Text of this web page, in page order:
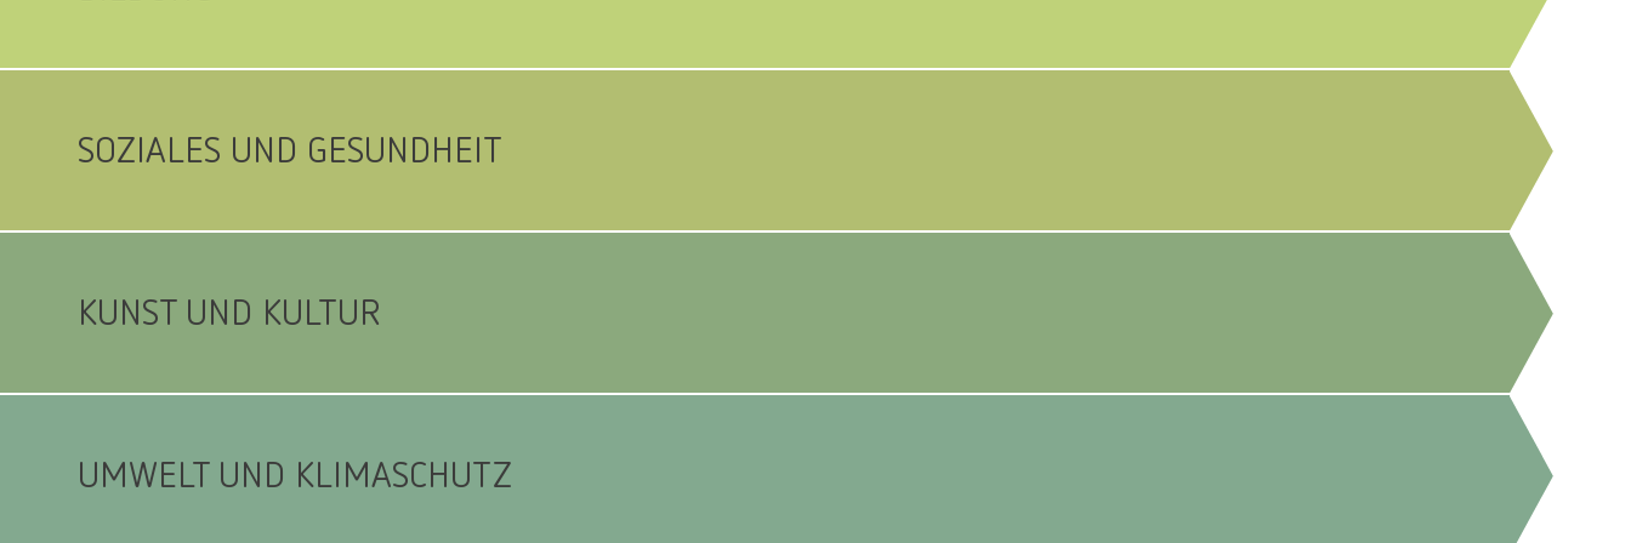
SOZIALES UND GESUNDHEIT
KUNST UND KULTUR
UMWELT UND KLIMASCHUTZ